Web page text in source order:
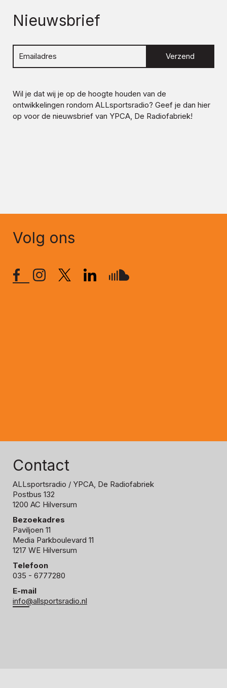
Nieuwsbrief
Verzend
Wil je dat wij je op de hoogte houden van de
ontwikkelingen rondom ALLsportsradio? Geef je dan hier
op voor de nieuwsbrief van YPCA, De Radiofabriek!
Volg ons
Contact
ALLsportsradio / YPCA, De Radiofabriek
Postbus 132
1200 AC Hilversum
Bezoekadres
Paviljoen 11
Media Parkboulevard 11
1217 WE Hilversum
Telefoon
035 - 6777280
E-mail
info@allsportsradio.nl